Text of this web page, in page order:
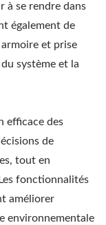
à se rendre dans
également de
et prise
système et la
efficace des
de
tout en
fonctionnalités
améliorer
environnementale